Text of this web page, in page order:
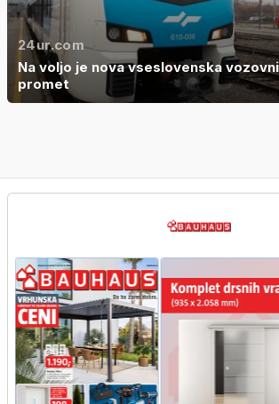
24ur.com
Na voljo je nova vseslovenska
promet